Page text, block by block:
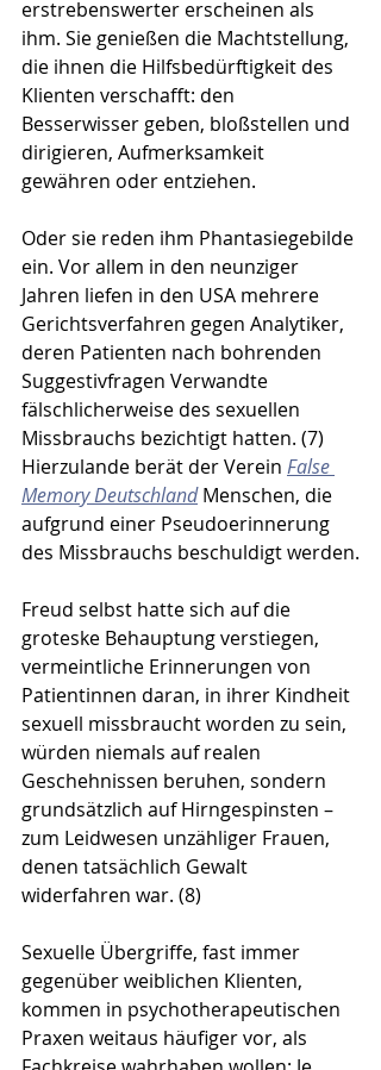
erstrebenswerter erscheinen als
ihm. Sie genießen die Machtstellung,
die ihnen die Hilfsbedürftigkeit des
Klienten verschafft: den
Besserwisser geben, bloßstellen und
dirigieren, Aufmerksamkeit
gewähren oder entziehen.
Oder sie reden ihm Phantasiegebilde
ein. Vor allem in den neunziger
Jahren liefen in den USA mehrere
Gerichtsverfahren gegen Analytiker,
deren Patienten nach bohrenden
Suggestivfragen Verwandte
fälschlicherweise des sexuellen
Missbrauchs bezichtigt hatten. (7)
Hierzulande berät der Verein False
Memory Deutschland Menschen, die
aufgrund einer Pseudoerinnerung
des Missbrauchs beschuldigt werden.
Freud selbst hatte sich auf die
groteske Behauptung verstiegen,
vermeintliche Erinnerungen von
Patientinnen daran, in ihrer Kindheit
sexuell missbraucht worden zu sein,
würden niemals auf realen
Geschehnissen beruhen, sondern
grundsätzlich auf Hirngespinsten –
zum Leidwesen unzähliger Frauen,
denen tatsächlich Gewalt
widerfahren war. (8)
Sexuelle Übergriffe, fast immer
gegenüber weiblichen Klienten,
kommen in psychotherapeutischen
Praxen weitaus häufiger vor, als